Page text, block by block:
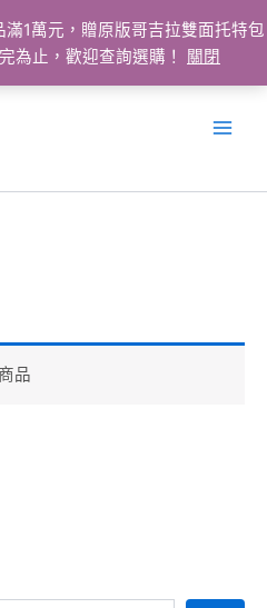
1萬元，贈原版哥吉拉雙面托特包
為止，歡迎查詢選購！
關閉
品